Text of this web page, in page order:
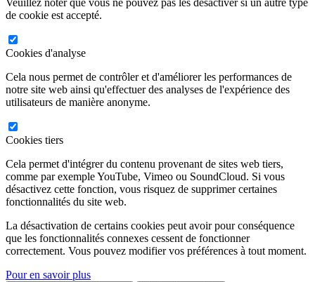
Veuillez noter que vous ne pouvez pas les désactiver si un autre type
de cookie est accepté.
Cookies d'analyse
Cela nous permet de contrôler et d'améliorer les performances de
notre site web ainsi qu'effectuer des analyses de l'expérience des
utilisateurs de manière anonyme.
Cookies tiers
Cela permet d'intégrer du contenu provenant de sites web tiers,
comme par exemple YouTube, Vimeo ou SoundCloud. Si vous
désactivez cette fonction, vous risquez de supprimer certaines
fonctionnalités du site web.
La désactivation de certains cookies peut avoir pour conséquence
que les fonctionnalités connexes cessent de fonctionner
correctement. Vous pouvez modifier vos préférences à tout moment.
Pour en savoir plus